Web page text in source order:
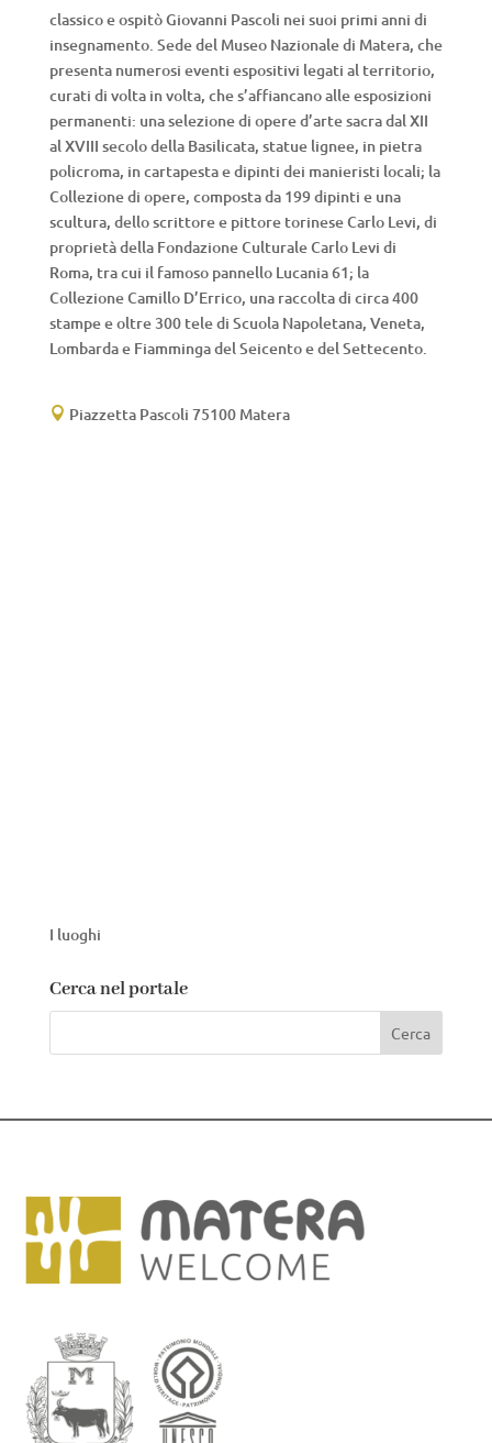
classico e ospitò Giovanni Pascoli nei suoi primi anni di
insegnamento. Sede del Museo Nazionale di Matera, che
presenta numerosi eventi espositivi legati al territorio,
curati di volta in volta, che s’affiancano alle esposizioni
permanenti: una selezione di opere d’arte sacra dal XII
al XVIII secolo della Basilicata, statue lignee, in pietra
policroma, in cartapesta e dipinti dei manieristi locali; la
Collezione di opere, composta da 199 dipinti e una
scultura, dello scrittore e pittore torinese Carlo Levi, di
proprietà della Fondazione Culturale Carlo Levi di
Roma, tra cui il famoso pannello Lucania 61; la
Collezione Camillo D’Errico, una raccolta di circa 400
stampe e oltre 300 tele di Scuola Napoletana, Veneta,
Lombarda e Fiamminga del Seicento e del Settecento.
 Piazzetta Pascoli 75100 Matera
I luoghi
Cerca nel portale